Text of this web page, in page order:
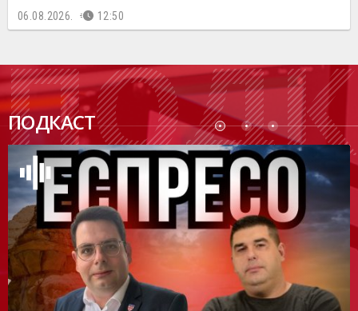
06.08.2026. 12:50
ПОДКАСТ
ПОДК
АСТ